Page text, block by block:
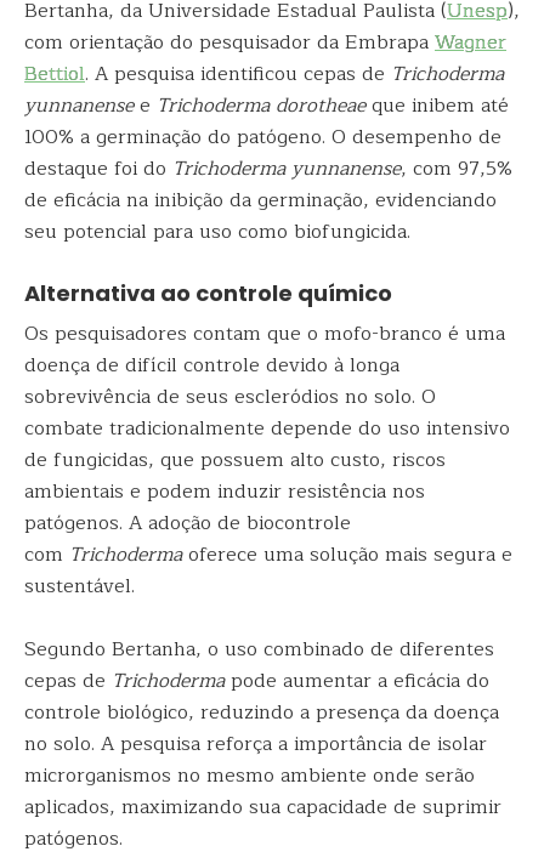
Bertanha, da Universidade Estadual Paulista (Unesp),
com orientação do pesquisador da EmbrapaWagner
Bettiol. A pesquisa identificou cepas de Trichoderma
yunnanensee Trichoderma dorotheaeque inibem até
100% a germinação do patógeno. O desempenho de
destaque foi do Trichoderma yunnanense, com 97,5%
de eficácia na inibição da germinação, evidenciando
seu potencial para uso como biofungicida.
Alternativa ao controle químico
Os pesquisadores contam que o mofo-branco é uma
doença de difícil controle devido à longa
sobrevivência de seus escleródios no solo. O
combate tradicionalmente depende do uso intensivo
de fungicidas, que possuem alto custo, riscos
ambientais e podem induzir resistência nos
patógenos. A adoção de biocontrole
com Trichodermaoferece uma solução mais segura e
sustentável.
Segundo Bertanha, o uso combinado de diferentes
cepas de Trichodermapode aumentar a eficácia do
controle biológico, reduzindo a presença da doença
no solo. A pesquisa reforça a importância de isolar
microrganismos no mesmo ambiente onde serão
aplicados, maximizando sua capacidade de suprimir
patógenos.